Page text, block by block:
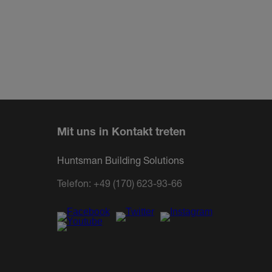
Mit uns in Kontakt treten
Huntsman Building Solutions
Telefon: +49 (170) 623-93-66